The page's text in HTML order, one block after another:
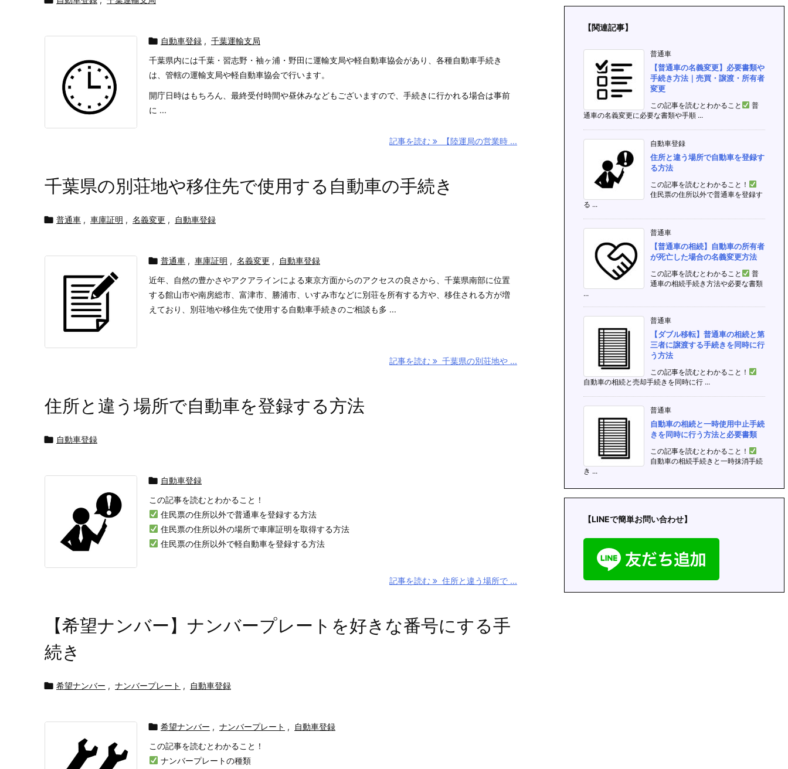
 自動車登録 , 千葉運輸支局
千葉県内には千葉・習志野・袖ヶ浦・野田に運輸支局や軽自動車協会があり、各種自動車手続き
は、管轄の運輸支局や軽自動車協会で行います。
開庁日時はもちろん、最終受付時間や昼休みなどもございますので、手続きに行かれる場合は事前
に ...
記事を読む 【陸運局の営業時 ...
千葉県の別荘地や移住先で使用する自動車の手続き
 普通車 , 車庫証明 , 名義変更 , 自動車登録
 普通車 , 車庫証明 , 名義変更 ,
自動車登録
近年、自然の豊かさやアクアラインによる東京方面からのアクセスの良さから、千葉県南部に位置
する館山市や南房総市、富津市、勝浦市、いすみ市などに別荘を所有する方や、移住される方が増
えており、別荘地や移住先で使用する自動車手続きのご相談も多 ...
記事を読む 千葉県の別荘地や ...
住所と違う場所で自動車を登録する方法
 自動車登録
 自動車登録
この記事を読むとわかること！
住民票の住所以外で普通車を登録する方法
住民票の住所以外の場所で車庫証明を取得する方法
住民票の住所以外で軽自動車を登録する方法
記事を読む 住所と違う場所で ...
【希望ナンバー】ナンバープレートを好きな番号にする手
続き
 希望ナンバー , ナンバープレート , 自動車登録
 希望ナンバー , ナンバープレート ,
自動車登録
この記事を読むとわかること！
ナンバープレートの種類
ゴ
ー【関連記事】
普通車
【普通車の名義変更】必要書類や
手続き方法｜売買・譲渡・所有者
変更
この記事を読むとわかること
普
通車の名義変更に必要な書類や手順 ...
自動車登録
住所と違う場所で自動車を登録す
る方法
この記事を読むとわかること！
住民票の住所以外で普通車を登録す
る ...
普通車
【普通車の相続】自動車の所有者
が死亡した場合の名義変更方法
この記事を読むとわかること
普
通車の相続手続き方法や必要な書類
...
普通車
【ダブル移転】普通車の相続と第
三者に譲渡する手続きを同時に行
う方法
この記事を読むとわかること！
自動車の相続と売却手続きを同時に行 ...
普通車
自動車の相続と一時使用中止手続
きを同時に行う方法と必要書類
この記事を読むとわかること！
自動車の相続手続きと一時抹消手続
き ...
【LINEで簡単お問い合わせ】